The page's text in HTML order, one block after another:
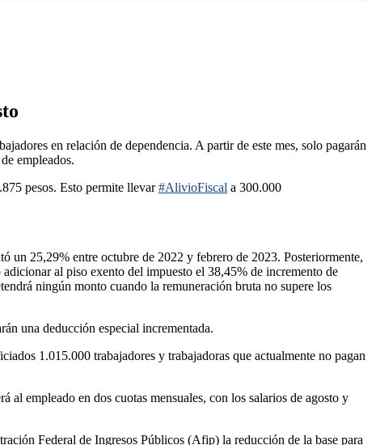
en relación de dependencia. A partir de este mes, solo pagarán
empleados.
pesos. Esto permite llevar#AlivioFiscal a 300.000
un 25,29% entre octubre de 2022 y febrero de 2023. Posteriormente,
al piso exento del impuesto el 38,45% de incremento de
ningún monto cuando la remuneración bruta no supere los
una deducción especial incrementada.
1.015.000 trabajadores y trabajadoras que actualmente no pagan
al empleado en dos cuotas mensuales, con los salarios de agosto y
Federal de Ingresos Públicos (Afip) la reducción de la base para